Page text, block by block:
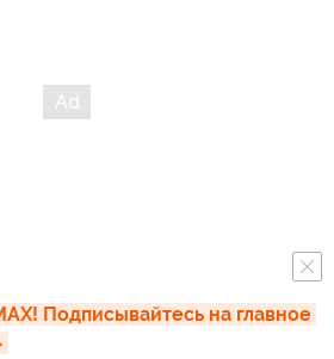
Подписывайтесь на главное